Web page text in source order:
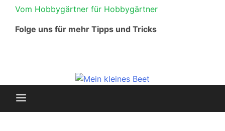
Vom Hobbygärtner für Hobbygärtner
Folge uns für mehr Tipps und Tricks